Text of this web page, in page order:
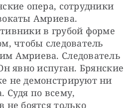
опера, сотрудники
Амриева.
в грубой форме
чтобы следователь
Амриева. Следователь
явно испуган. Брянские
не демонстрируют ни
Судя по всему,
не боятся только